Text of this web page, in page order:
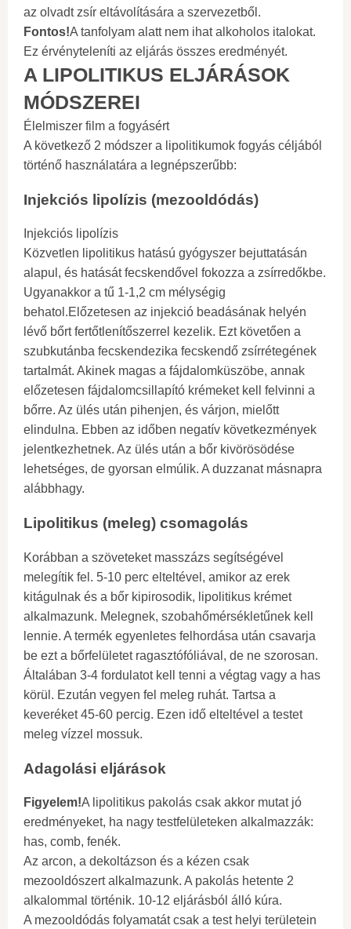
az olvadt zsír eltávolítására a szervezetből.
Fontos!A tanfolyam alatt nem ihat alkoholos italokat.
Ez érvényteleníti az eljárás összes eredményét.
A LIPOLITIKUS ELJÁRÁSOK
MÓDSZEREI
Élelmiszer film a fogyásért
A következő 2 módszer a lipolitikumok fogyás céljából
történő használatára a legnépszerűbb:
Injekciós lipolízis (mezooldódás)
Injekciós lipolízis
Közvetlen lipolitikus hatású gyógyszer bejuttatásán
alapul, és hatását fecskendővel fokozza a zsírredőkbe.
Ugyanakkor a tű 1-1,2 cm mélységig
behatol.Előzetesen az injekció beadásának helyén
lévő bőrt fertőtlenítőszerrel kezelik. Ezt követően a
szubkutánba fecskendezika fecskendő zsírrétegének
tartalmát. Akinek magas a fájdalomküszöbe, annak
előzetesen fájdalomcsillapító krémeket kell felvinni a
bőrre. Az ülés után pihenjen, és várjon, mielőtt
elindulna. Ebben az időben negatív következmények
jelentkezhetnek. Az ülés után a bőr kivörösödése
lehetséges, de gyorsan elmúlik. A duzzanat másnapra
alábbhagy.
Lipolitikus (meleg) csomagolás
Korábban a szöveteket masszázs segítségével
melegítik fel. 5-10 perc elteltével, amikor az erek
kitágulnak és a bőr kipirosodik, lipolitikus krémet
alkalmazunk. Melegnek, szobahőmérsékletűnek kell
lennie. A termék egyenletes felhordása után csavarja
be ezt a bőrfelületet ragasztófóliával, de ne szorosan.
Általában 3-4 fordulatot kell tenni a végtag vagy a has
körül. Ezután vegyen fel meleg ruhát. Tartsa a
keveréket 45-60 percig. Ezen idő elteltével a testet
meleg vízzel mossuk.
Adagolási eljárások
Figyelem!A lipolitikus pakolás csak akkor mutat jó
eredményeket, ha nagy testfelületeken alkalmazzák:
has, comb, fenék.
Az arcon, a dekoltázson és a kézen csak
mezooldószert alkalmazunk. A pakolás hetente 2
alkalommal történik. 10-12 eljárásból álló kúra.
A mezooldódás folyamatát csak a test helyi területein